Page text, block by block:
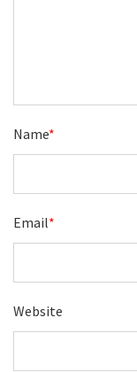
Name*
Email*
Website